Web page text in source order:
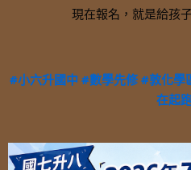
現在報名，就是給孩
#小六升國中 #數學先修 #敦化學
在起